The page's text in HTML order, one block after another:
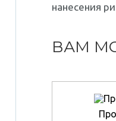
нанесения
ВАМ